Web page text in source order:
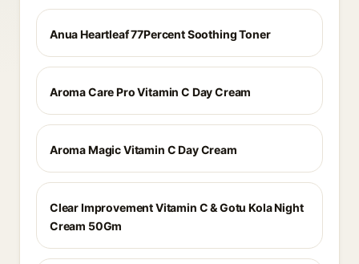
Anua Heartleaf 77Percent Soothing Toner
Aroma Care Pro Vitamin C Day Cream
Aroma Magic Vitamin C Day Cream
Clear Improvement Vitamin C & Gotu Kola Night
Cream 50Gm